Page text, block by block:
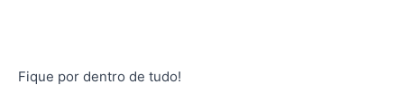
Fique por dentro de tudo!